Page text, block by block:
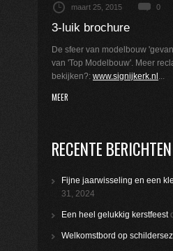
maart 25, 2015 0
3-luik brochure
De sfeer van modelbouw
van 'Top Modelbouw'. Meer
bekijken?: www.signijkerk.nl ...
MEER
RECENTE BERICHTEN
Fijne jaarwisseling en een
31, 2024
Een heel gelukkig kerstfeest
Welkomstbord op